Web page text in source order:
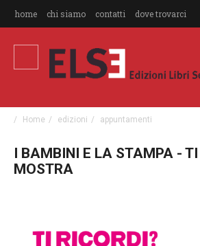
home chi siamo contatti dove trovarci
Home edizioni appuntamenti
I BAMBINI E LA STAMPA - TI
MOSTRA